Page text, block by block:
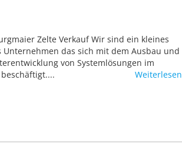
Zelte Verkauf Wir sind ein kleines
Unternehmen das sich mit dem Ausbau und
von Systemlösungen im
Weiterlesen